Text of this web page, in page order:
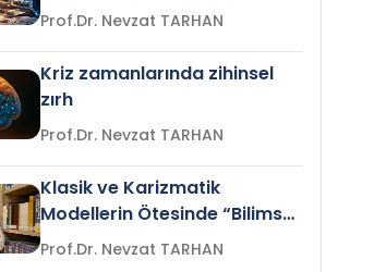
Prof.Dr. Nevzat TARHAN
Kriz zamanlarında zihinsel
zırh
Prof.Dr. Nevzat TARHAN
Klasik ve Karizmatik
Modellerin Ötesinde “Bilimsel
Liderlik”
Prof.Dr. Nevzat TARHAN